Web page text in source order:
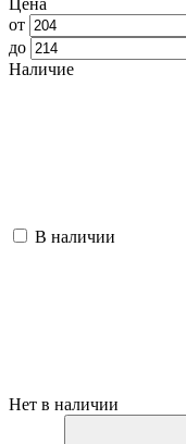
от
до
Наличие
В наличии
Нет в наличии